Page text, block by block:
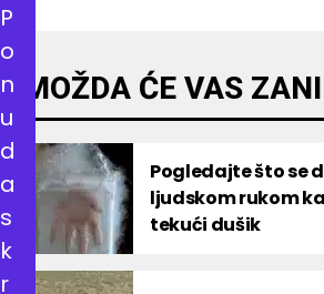
MOŽDA ĆE VAS
Pogledajte što se
ljudskom rukom
tekući dušik
P
o
n
u
d
a
s
k
r